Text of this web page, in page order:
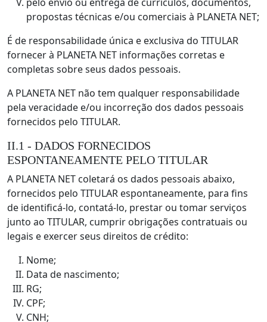
propostas técnicas e/ou comerciais à PLANETA NET;
É de responsabilidade única e exclusiva do TITULAR
fornecer à PLANETA NET informações corretas e
completas sobre seus dados pessoais.
A PLANETA NET não tem qualquer responsabilidade
pela veracidade e/ou incorreção dos dados pessoais
fornecidos pelo TITULAR.
II.1 - DADOS FORNECIDOS
ESPONTANEAMENTE PELO TITULAR
A PLANETA NET coletará os dados pessoais abaixo,
fornecidos pelo TITULAR espontaneamente, para fins
de identificá-lo, contatá-lo, prestar ou tomar serviços
junto ao TITULAR, cumprir obrigações contratuais ou
legais e exercer seus direitos de crédito:
Nome;
Data de nascimento;
RG;
CPF;
CNH;